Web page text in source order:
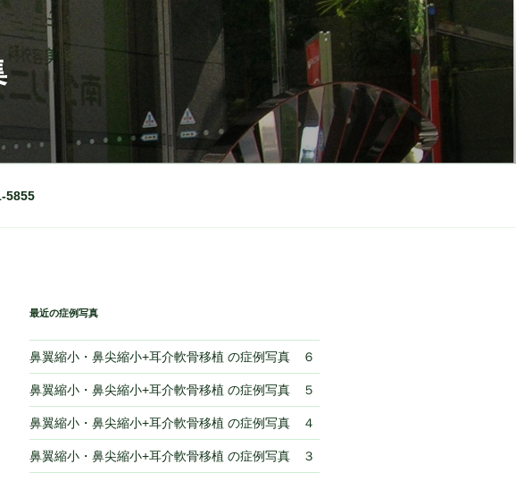
5855
最近の症例写真
鼻翼縮小・鼻尖縮小+耳介軟骨移植 の症例写真 ６
鼻翼縮小・鼻尖縮小+耳介軟骨移植 の症例写真 ５
鼻翼縮小・鼻尖縮小+耳介軟骨移植 の症例写真 ４
鼻翼縮小・鼻尖縮小+耳介軟骨移植 の症例写真 ３